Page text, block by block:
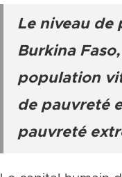
Le niveau de
Burkina
population
de pauvreté
pauvreté